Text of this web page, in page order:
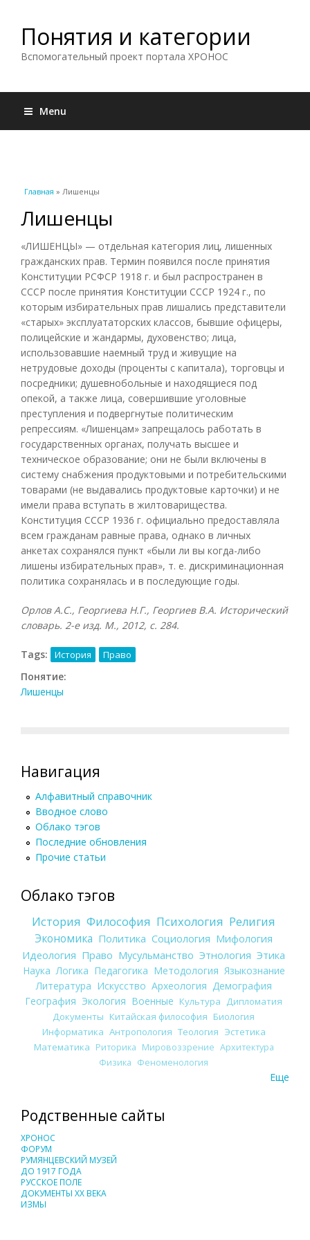
Понятия и категории
Вспомогательный проект портала ХРОНОС
Menu
Вы здесь
Главная » Лишенцы
Лишенцы
«ЛИШЕНЦЫ» — отдельная категория лиц, лишенных
гражданских прав. Термин появился после принятия
Конституции РСФСР 1918 г. и был распространен в
СССР после принятия Конституции СССР 1924 г., по
которым избирательных прав лишались представители
«старых» эксплуататорских классов, бывшие офицеры,
полицейские и жандармы, духовенство; лица,
использовавшие наемный труд и живущие на
нетрудовые доходы (проценты с капитала), торговцы и
посредники; душевнобольные и находящиеся под
опекой, а также лица, совершившие уголовные
преступления и подвергнутые политическим
репрессиям. «Лишенцам» запрещалось работать в
государственных органах, получать высшее и
техническое образование; они не были включены в
систему снабжения продуктовыми и потребительскими
товарами (не выдавались продуктовые карточки) и не
имели права вступать в жилтоварищества.
Конституция СССР 1936 г. официально предоставляла
всем гражданам равные права, однако в личных
анкетах сохранялся пункт «были ли вы когда-либо
лишены избирательных прав», т. е. дискриминационная
политика сохранялась и в последующие годы.
Орлов А.С., Георгиева Н.Г., Георгиев В.А. Исторический
словарь. 2-е изд. М., 2012, с. 284.
Tags: История Право
Понятие:
Лишенцы
Навигация
Алфавитный справочник
Вводное слово
Облако тэгов
Последние обновления
Прочие статьи
Облако тэгов
История Философия Психология Религия
Экономика Политика Социология Мифология
Идеология Право Мусульманство Этнология Этика
Наука Логика Педагогика Методология Языкознание
Литература Искусство Археология Демография
География Экология Военные Культура
Дипломатия
Документы Китайская философия Биология
Информатика Антропология Теология Эстетика
Математика Риторика Мировоззрение Архитектура
Физика Феноменология
Еще
Родственные сайты
ХРОНОС
ФОРУМ
РУМЯНЦЕВСКИЙ МУЗЕЙ
ДО 1917 ГОДА
РУССКОЕ ПОЛЕ
ДОКУМЕНТЫ XX ВЕКА
ИЗМЫ